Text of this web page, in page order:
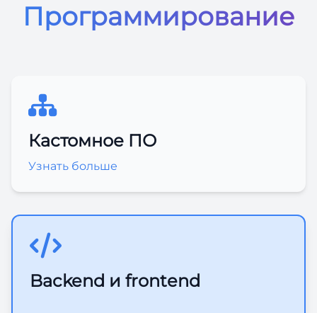
Программирование
Кастомное ПО
Узнать больше
Backend и frontend